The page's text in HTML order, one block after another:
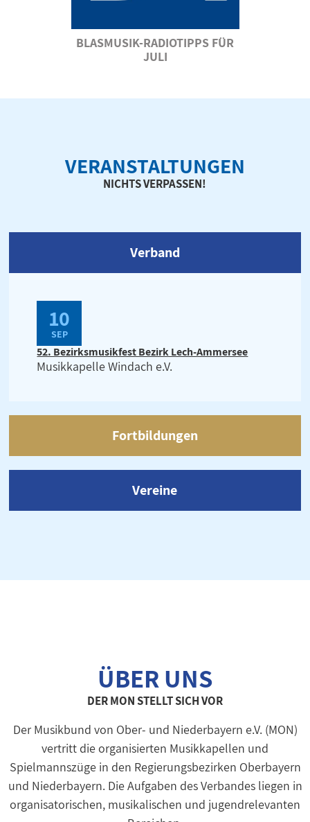
BLASMUSIK-RADIOTIPPS FÜR
JULI
VERANSTALTUNGEN
NICHTS VERPASSEN!
Verband
10
SEP
52. Bezirksmusikfest Bezirk Lech-Ammersee
Musikkapelle Windach e.V.
Fortbildungen
Vereine
ÜBER UNS
DER MON STELLT SICH VOR
Der Musikbund von Ober- und Niederbayern e.V. (MON)
vertritt die organisierten Musikkapellen und
Spielmannszüge in den Regierungsbezirken Oberbayern
und Niederbayern. Die Aufgaben des Verbandes liegen in
organisatorischen, musikalischen und jugendrelevanten